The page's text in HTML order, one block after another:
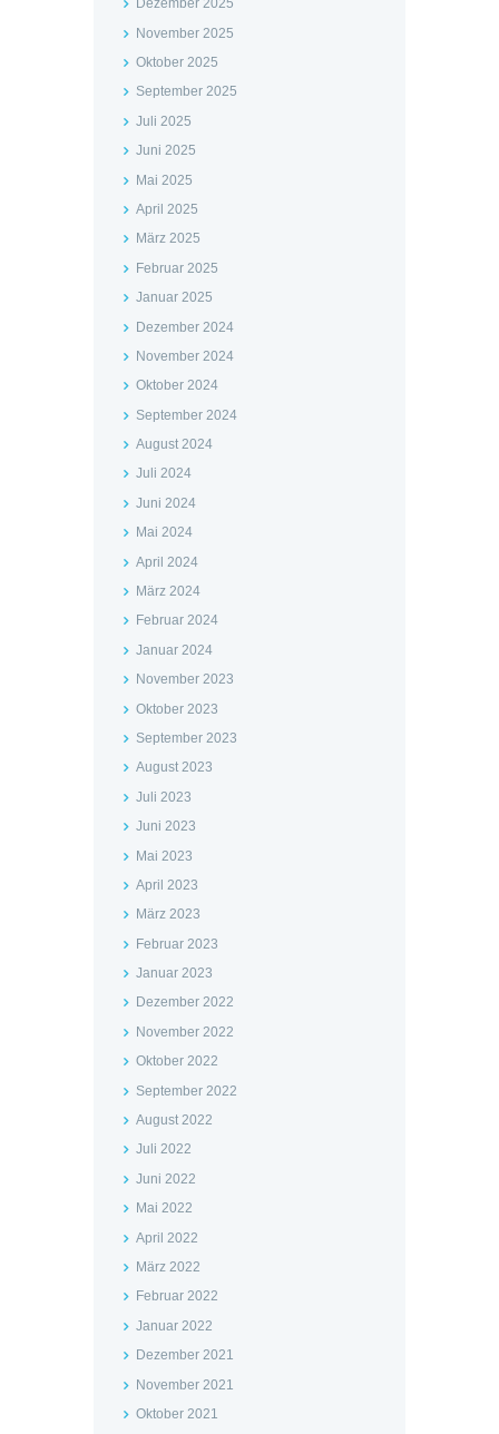
Dezember 2025
November 2025
Oktober 2025
September 2025
Juli 2025
Juni 2025
Mai 2025
April 2025
März 2025
Februar 2025
Januar 2025
Dezember 2024
November 2024
Oktober 2024
September 2024
August 2024
Juli 2024
Juni 2024
Mai 2024
April 2024
März 2024
Februar 2024
Januar 2024
November 2023
Oktober 2023
September 2023
August 2023
Juli 2023
Juni 2023
Mai 2023
April 2023
März 2023
Februar 2023
Januar 2023
Dezember 2022
November 2022
Oktober 2022
September 2022
August 2022
Juli 2022
Juni 2022
Mai 2022
April 2022
März 2022
Februar 2022
Januar 2022
Dezember 2021
November 2021
Oktober 2021